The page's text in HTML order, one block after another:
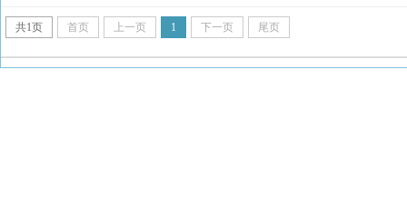
共1页 首页 上一页 1 下一页 尾页